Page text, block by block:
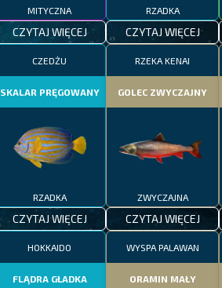
MITYCZNA
CZYTAJ WIĘCEJ
RZADKA
CZYTAJ WIĘCEJ
CZEDŻU
SKALAR PRĘGOWANY
RZADKA
CZYTAJ WIĘCEJ
RZEKA KENAI
GOLEC ZWYCZAJNY
ZWYCZAJNA
CZYTAJ WIĘCEJ
HOKKAIDO
FLĄDRA GŁADKA
WYSPA PALAWAN
ORAMIN MAŁY